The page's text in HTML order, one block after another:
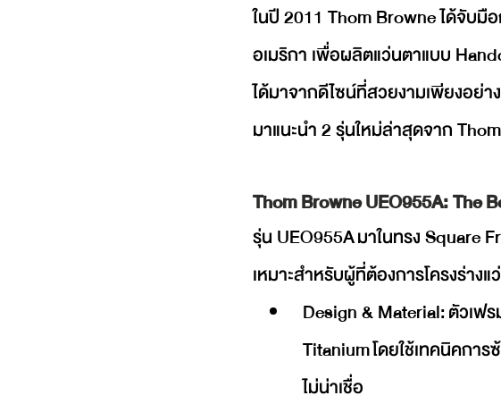
ในปี 2011 Thom Browne ได้จับมื
อเมริกา เพื่อผลิตแว่นตาแบบ
ได้มาจากดีไซน์ที่สวยงามเพียงอย่
มาแนะนำ 2 รุ่นใหม่ล่าสุดจาก
Thom Browne UEO955A: The
รุ่น UEO955A มาในทรง Square
เหมาะสำหรับผู้ที่ต้องการโครงร่าง
Design & Material: ตัวเฟ
Titanium โดยใช้เทคนิคกา
ไม่น่าเชื่อ